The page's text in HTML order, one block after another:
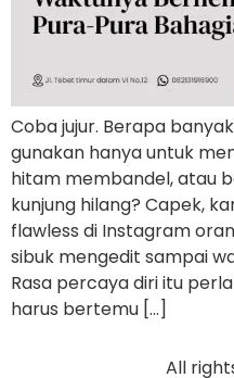
Coba jujur. Berapa
gunakan hanya untuk
hitam membandel, atau
kunjung hilang? Capek,
flawless di Instagram
sibuk mengedit sampai
Rasa percaya diri itu
harus bertemu […]
All